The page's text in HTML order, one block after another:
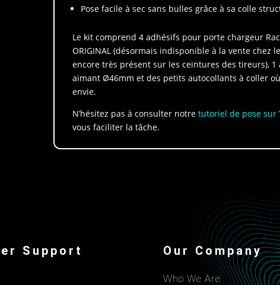
Pose facile à sec sans bulles grâce à sa colle
Le kit comprend 4 adhésifs pour porte chargeur
ORIGINAL (désormais indisponible à la vente chez
encore très présent sur les ceintures des tireurs),
aimant Ø46mm et des petits autocollants à coller
envie.
N’hésitez pas à consulter notretutoriel de pose sur
vous faciliter la tâche.
Support Our Company
Who We Are